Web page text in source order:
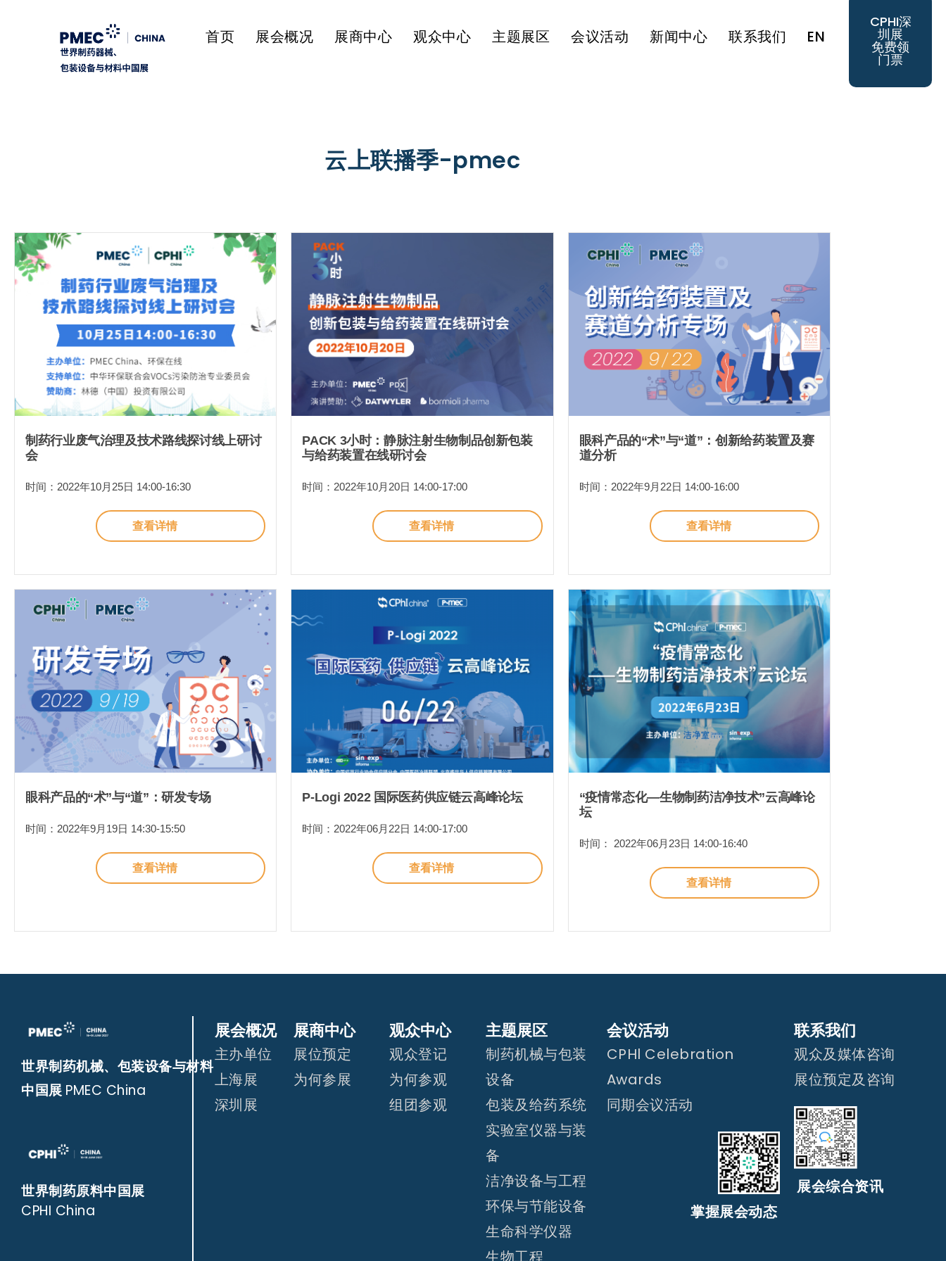
首页 展会概况 展商中心 观众中心 主题展区 会议活动 新闻中心 联系我们 EN
CPHI深
圳展
免费领
门票
云上联播季-pmec
制药行业废气治理及技术路线探讨线上研讨
会
时间：2022年10月25日 14:00-16:30
查看详情
PACK 3小时：静脉注射生物制品创新包装
与给药装置在线研讨会
时间：2022年10月20日 14:00-17:00
查看详情
眼科产品的“术”与“道”：创新给药装置及赛
道分析
时间：2022年9月22日 14:00-16:00
查看详情
眼科产品的“术”与“道”：研发专场
时间：2022年9月19日 14:30-15:50
查看详情
P-Logi 2022 国际医药供应链云高峰论坛
时间：2022年06月22日 14:00-17:00
查看详情
“疫情常态化—生物制药洁净技术”云高峰论
坛
时间： 2022年06月23日 14:00-16:40
查看详情
世界制药机械、包装设备与材料
中国展 PMEC China
世界制药原料中国展
CPHI China
展会概况
主办单位
上海展
深圳展
展商中心
展位预定
为何参展
观众中心
观众登记
为何参观
组团参观
主题展区
制药机械与包装
设备
包装及给药系统
实验室仪器与装
备
洁净设备与工程
环保与节能设备
生命科学仪器
生物工程
会议活动
CPHl Celebration
Awards
同期会议活动
掌握展会动态
联系我们
观众及媒体咨询
展位预定及咨询
展会综合资讯